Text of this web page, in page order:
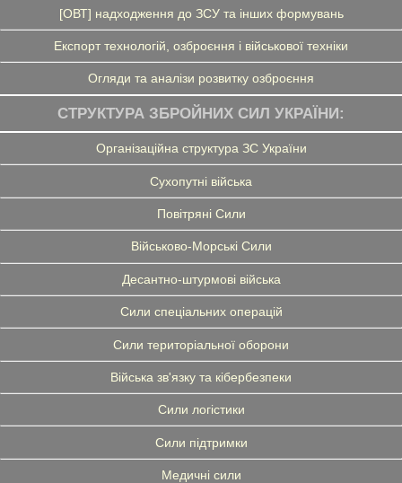
[ОВТ] надходження до ЗСУ та інших формувань
Експорт технологій, озброєння і військової техніки
Огляди та аналізи розвитку озброєння
СТРУКТУРА ЗБРОЙНИХ СИЛ УКРАЇНИ:
Організаційна структура ЗС України
Сухопутні війська
Повітряні Сили
Військово-Морські Сили
Десантно-штурмові війська
Сили спеціальних операцій
Сили територіальної оборони
Війська зв'язку та кібербезпеки
Сили логістики
Сили підтримки
Медичні сили